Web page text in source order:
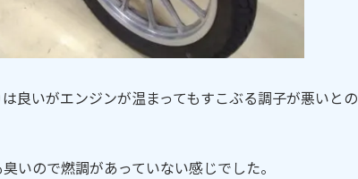
良いがエンジンが温まってもすこぶる調子が悪いとの
いので燃調があっていない感じでした。